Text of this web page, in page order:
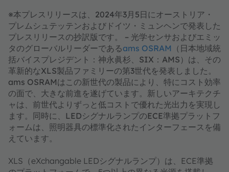
※本プレスリリースは、2024年3月5日にオーストリア・
プレムシュテッテンおよびドイツ・ミュンヘンで発表した
プレスリリースの抄訳版です。 – 光学センサおよびエミッ
タのグローバルリーダーであるams OSRAM （日本地域統
括バイスプレジデント：神永眞杉、SIX：AMS）は、その
革新的なXLS製品ファミリーの第3世代を発表しました。
ams OSRAMはこの新世代の製品により、特にコスト効率
の面で、大きな前進を遂げています。新しいアーキテクチ
ャは、前世代よりずっと低コストで優れた光出力を実現し
ます。同時に、LEDシグナルランプのECE準拠プラットフ
ォームは、照明器具の標準化されたインターフェースを備
えています。
XLS（eXchangable LEDシグナルランプ）は、ECE準拠